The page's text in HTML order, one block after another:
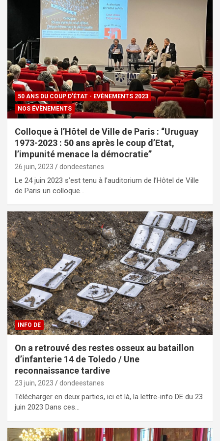
50 ANS DU COUP D'ÉTAT - EVÈNEMENTS 2023
NOS ÉVÈNEMENTS
Colloque à l’Hôtel de Ville de Paris : “Uruguay
1973-2023 : 50 ans après le coup d’Etat,
l’impunité menace la démocratie”
26 juin, 2023 dondeestanes
Le 24 juin 2023 s’est tenu à l’auditorium de l’Hôtel de Ville
de Paris un colloque…
INFO DE
On a retrouvé des restes osseux au bataillon
d’infanterie 14 de Toledo / Une
reconnaissance tardive
23 juin, 2023 dondeestanes
Télécharger en deux parties, ici et là, la lettre-info DE du 23
juin 2023 Dans ces…